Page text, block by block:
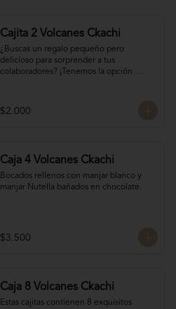
Cajita 2 Volcanes Ckachi
¿Buscas un regalo pequeño pero
delicioso para sorprender a tus
colaboradores? ¡Tenemos la opción
Manjar Blanco
Manjar Nutella
$2.000
Caja 4 Volcanes Ckachi
Bocados rellenos con manjar blanco y
manjar Nutella bañados en chocolate.
$3.500
Caja 8 Volcanes Ckachi
Estas cajitas contienen 8 exquisitos